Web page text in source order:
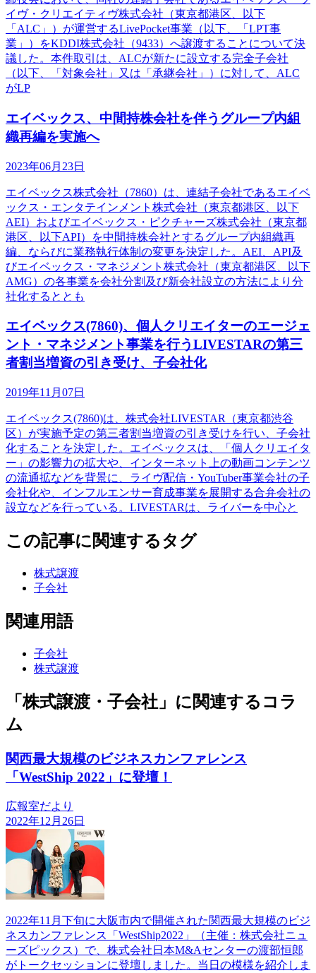
イヴ・クリエイティヴ株式会社（東京都港区、以下
「ALC」）が運営するLivePocket事業（以下、「LPT事
業」）をKDDI株式会社（9433）へ譲渡することについて決
議した。本件取引は、ALCが新たに設立する完全子会社
（以下、「対象会社」又は「承継会社」）に対して、ALC
がLP
エイベックス、中間持株会社を伴うグループ内組
織再編を実施へ
2023年06月23日
エイベックス株式会社（7860）は、連結子会社であるエイベ
ックス・エンタテインメント株式会社（東京都港区、以下
AEI）およびエイベックス・ピクチャーズ株式会社（東京都
港区、以下API）を中間持株会社とするグループ内組織再
編、ならびに業務執行体制の変更を決定した。AEI、API及
びエイベックス・マネジメント株式会社（東京都港区、以下
AMG）の各事業を会社分割及び新会社設立の方法により分
社化するととも
エイベックス(7860)、個人クリエイターのエージェ
ント・マネジメント事業を行うLIVESTARの第三
者割当増資の引き受け、子会社化
2019年11月07日
エイベックス(7860)は、株式会社LIVESTAR（東京都渋谷
区）が実施予定の第三者割当増資の引き受けを行い、子会社
化することを決定した。エイベックスは、「個人クリエイタ
ー」の影響力の拡大や、インターネット上の動画コンテンツ
の流通拡などを背景に、ライヴ配信・YouTuber事業会社の子
会社化や、インフルエンサー育成事業を展開する合弁会社の
設立などを行っている。LIVESTARは、ライバーを中心と
この記事に関連するタグ
株式譲渡
子会社
関連用語
子会社
株式譲渡
「株式譲渡・子会社」に関連するコラ
ム
関西最大規模のビジネスカンファレンス
「WestShip 2022」に登壇！
広報室だより
2022年12月26日
2022年11月下旬に大阪市内で開催された関西最大規模のビジ
ネスカンファレンス「WestShip2022」（主催：株式会社ニュ
ーズピックス）で、株式会社日本M&Aセンターの渡部恒郎
がトークセッションに登壇しました。当日の模様を紹介しま